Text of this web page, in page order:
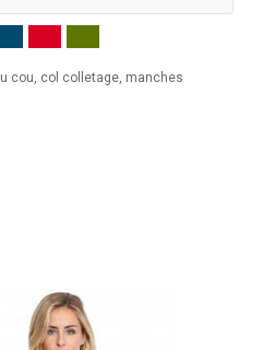
cou, col colletage, manches